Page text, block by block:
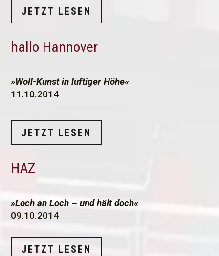
JETZT LESEN
hallo Hannover
»Woll-Kunst in luftiger Höhe«
11.10.2014
JETZT LESEN
HAZ
»Loch an Loch – und hält doch«
09.10.2014
JETZT LESEN